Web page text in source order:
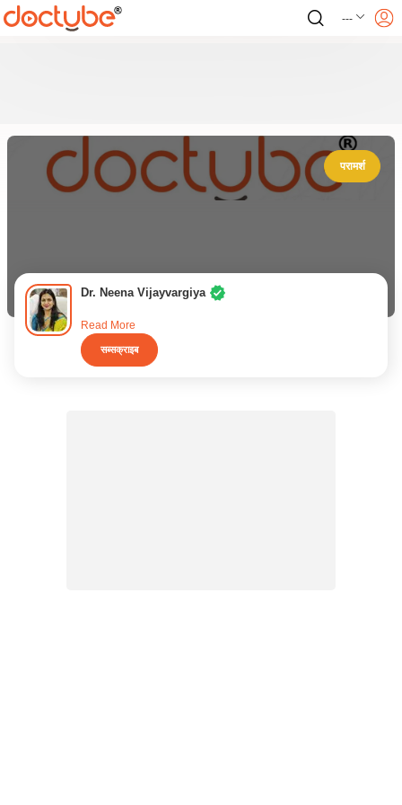
---
परामर्श
Dr. Neena Vijayvargiya
Read More
सब्सक्राइब